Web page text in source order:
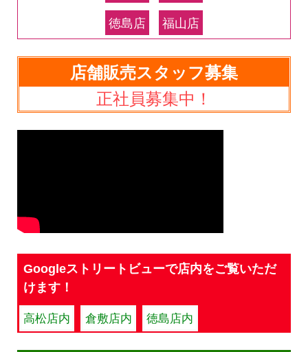
徳島店
福山店
店舗販売スタッフ募集
正社員募集中！
Googleストリートビューで店内をご覧いただ
けます！
高松店内 倉敷店内 徳島店内